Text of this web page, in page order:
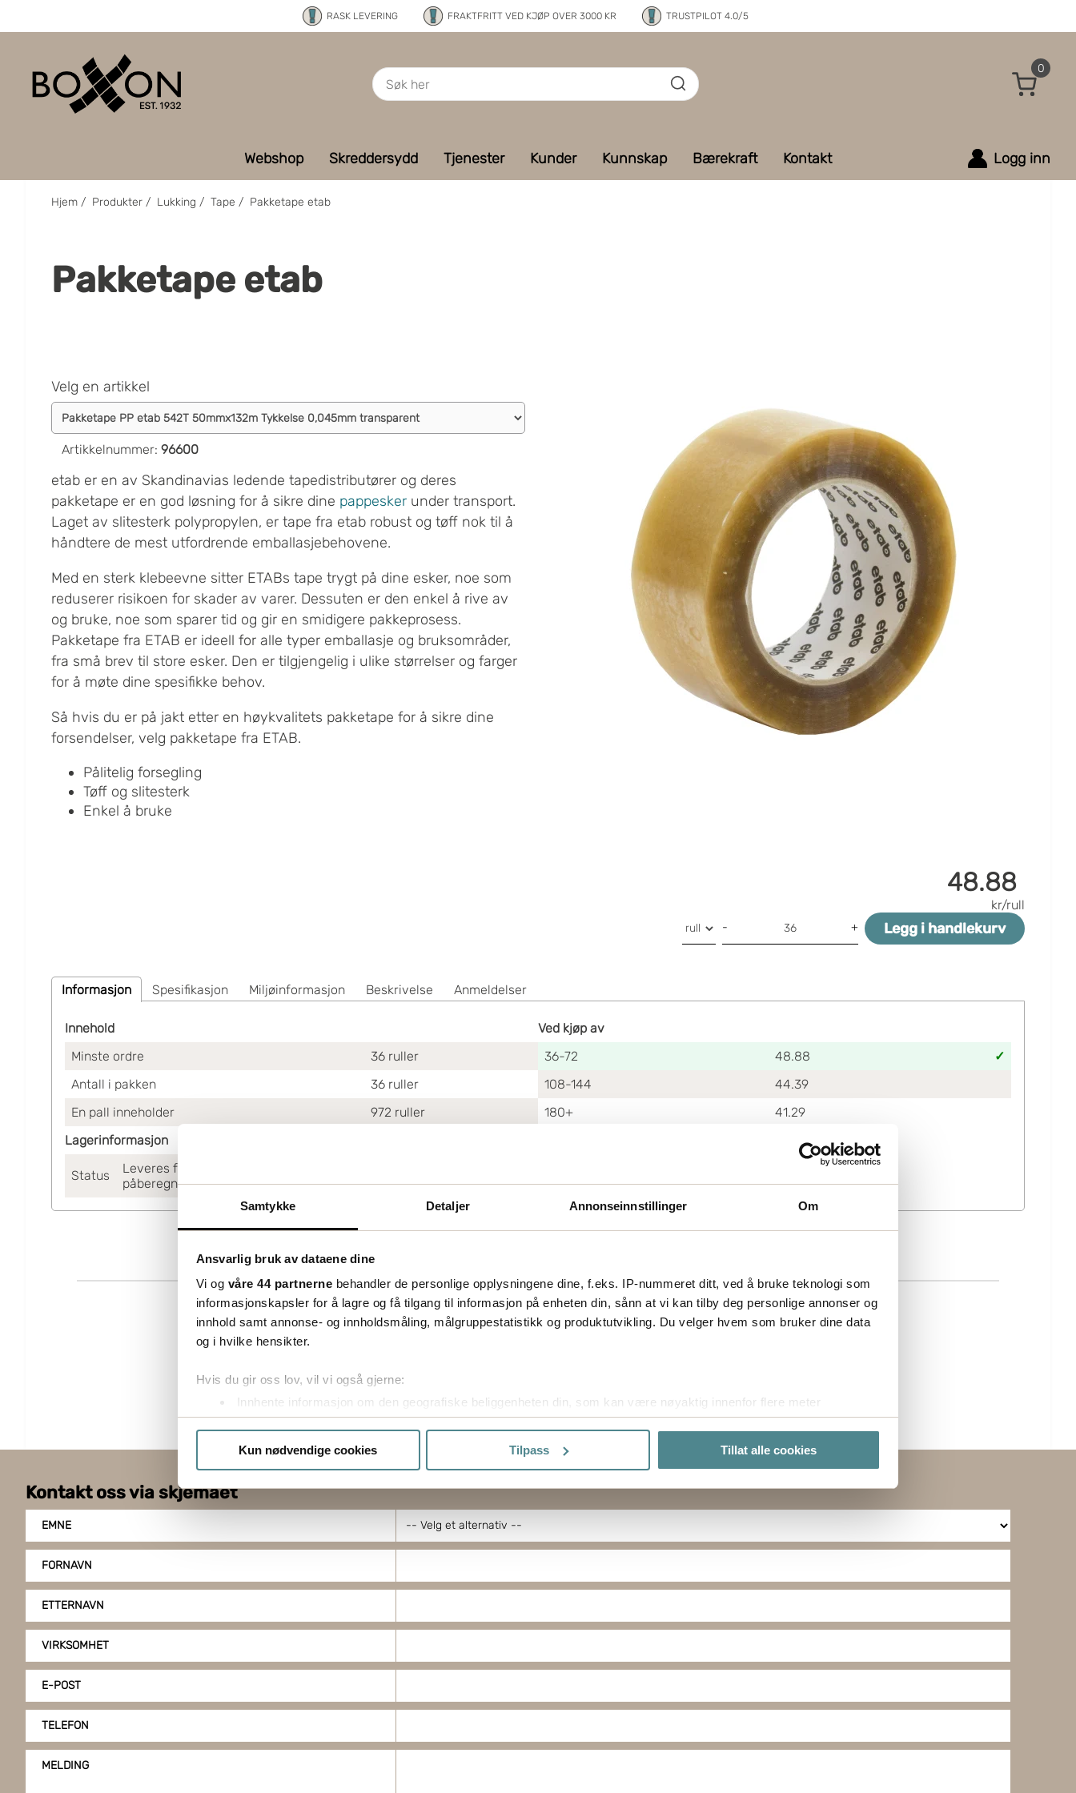
Samtykke Detaljer Annonseinnstillinger Om
Ansvarlig bruk av dataene dine
Vi og våre 44 partnerne behandler de personlige opplysningene dine, f.eks. IP-nummeret ditt, ved å bruke teknologi som
informasjonskapsler for å lagre og få tilgang til informasjon på enheten din, sånn at vi kan tilby deg personlige annonser og
innhold samt annonse- og innholdsmåling, målgruppestatistikk og produktutvikling. Du velger hvem som bruker dine data
og i hvilke hensikter.
Hvis du gir oss lov, vil vi også gjerne:
Innhente informasjon om den geografiske beliggenheten din, som kan være nøyaktig innenfor flere meter
Identifisere enheten din ved å aktivt skanne den for bestemte karakteristikker (fingeravtrykk)
mer info kan du lese om hvordan dine personlige data behandles og hvordan du kan velge hvordan de skal brukes.
Boxon benytter cookies for å optimalisere nettstedet og for å forbedre besøket ditt. Ved å tillate cookies på nettstedet vårt,
gir du ditt samtykke til å bruke cookies. Du kan også administrere innstillingene dine ved å klikke på "Tilpass".
Kun nødvendige cookies Tilpass Tillat alle cookies
RASK LEVERING FRAKTFRITT VED KJØP OVER 3000 KR TRUSTPILOT 4.0/5
0
Webshop Skreddersydd Tjenester Kunder Kunnskap Bærekraft Kontakt Logg inn
Hjem / Produkter / Lukking / Tape / Pakketape etab
Pakketape etab
Velg en artikkel
Artikkelnummer: 96600
etab er en av Skandinavias ledende tapedistributører og deres
pakketape er en god løsning for å sikre dine pappesker under transport.
Laget av slitesterk polypropylen, er tape fra etab robust og tøff nok til å
håndtere de mest utfordrende emballasjebehovene.
Med en sterk klebeevne sitter ETABs tape trygt på dine esker, noe som
reduserer risikoen for skader av varer. Dessuten er den enkel å rive av
og bruke, noe som sparer tid og gir en smidigere pakkeprosess.
Pakketape fra ETAB er ideell for alle typer emballasje og bruksområder,
fra små brev til store esker. Den er tilgjengelig i ulike størrelser og farger
for å møte dine spesifikke behov.
Så hvis du er på jakt etter en høykvalitets pakketape for å sikre dine
forsendelser, velg pakketape fra ETAB.
Pålitelig forsegling
Tøff og slitesterk
Enkel å bruke
48.88
kr/rull
- + Legg i handlekurv
Informasjon Spesifikasjon Miljøinformasjon Beskrivelse Anmeldelser
Innehold
Minste ordre
36 ruller
Antall i pakken
36 ruller
En pall inneholder
972 ruller
Ved kjøp av
36-72
48.88
108-144
44.39
180+
41.29
Lagerinformasjon
Status
Leveres fra sentrallager Helsingborg. Utvidet leveringstid må
påberegnes.
Kontakt oss via skjemaet
EMNE
FORNAVN
ETTERNAVN
VIRKSOMHET
E-POST
TELEFON
MELDING